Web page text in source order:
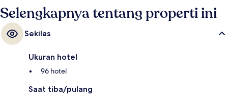
Selengkapnya tentang properti ini
Sekilas
Ukuran hotel
96 hotel
Saat tiba/pulang